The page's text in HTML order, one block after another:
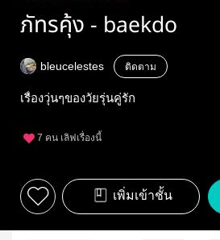
ภัทรคุ้ง - baekdo
bleucelestes ติดตาม
เรื่องวุ่นๆของวัยรุ่นคู่รัก
7 คน เลิฟเรื่องนี้
เพิ่มเข้าชั้น